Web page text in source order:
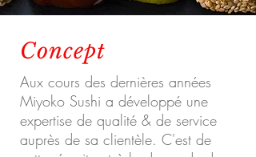
Concept
Aux cours des dernières années
Miyoko Sushi a développé une
expertise de qualité & de service
auprès de sa clientèle. C'est de